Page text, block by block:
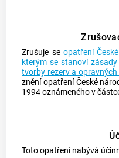
Zrušuje se opatření
kterým se stanoví
tvorby rezerv a
znění opatření České
1994 oznámeného v
Toto opatření nabývá